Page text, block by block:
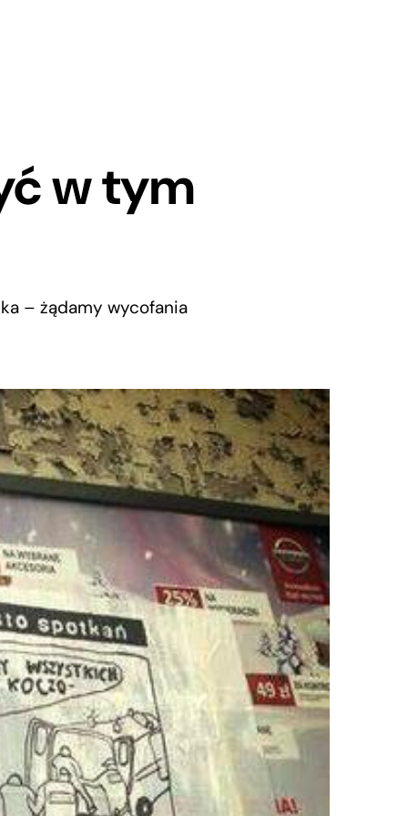
w tym
– żądamy wycofania